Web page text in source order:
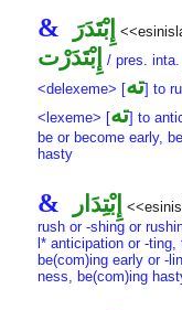
& إِبْتَدَرَ
إِبْتَدَرْت / pres. inta.
<delexeme> [ته] to
<lexeme> [ته] to
be or become early,
hasty
& إِبْتِدَار
rush or -shing or
l* anticipation or -
be(com)ing early or -
ness, be(com)ing